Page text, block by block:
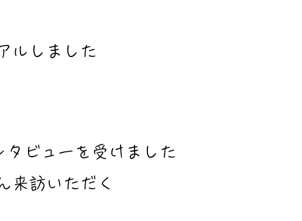
ルしました
タビューを受けました
来訪いただく